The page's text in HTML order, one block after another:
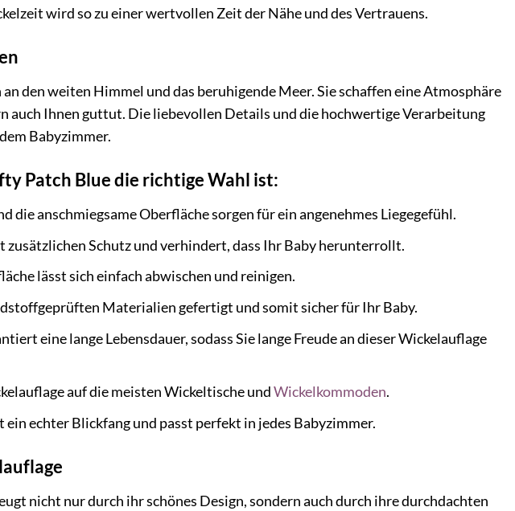
wird so zu einer wertvollen Zeit der Nähe und des Vertrauens.
den weiten Himmel und das beruhigende Meer. Sie schaffen eine Atmosphäre
auch Ihnen guttut. Die liebevollen Details und die hochwertige Verarbeitung
Babyzimmer.
Patch Blue die richtige Wahl ist:
die anschmiegsame Oberfläche sorgen für ein angenehmes Liegegefühl.
zusätzlichen Schutz und verhindert, dass Ihr Baby herunterrollt.
lässt sich einfach abwischen und reinigen.
Materialien gefertigt und somit sicher für Ihr Baby.
eine lange Lebensdauer, sodass Sie lange Freude an dieser Wickelauflage
auf die meisten Wickeltische undWickelkommoden.
ein echter Blickfang und passt perfekt in jedes Babyzimmer.
nicht nur durch ihr schönes Design, sondern auch durch ihre durchdachten